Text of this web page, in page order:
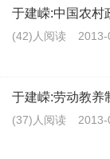
于建嵘:中国农村
(42)人阅读
于建嵘:劳动教养
(37)人阅读 2013-